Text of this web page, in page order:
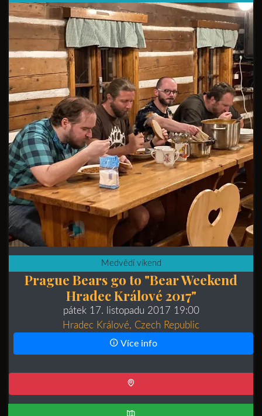
Medvědí víkend
Prague Bears go to "Bear Weekend
Hradec Králové 2017"
pátek 17. listopadu 2017 19:00
Hradec Králové, Czech Republic
Více info